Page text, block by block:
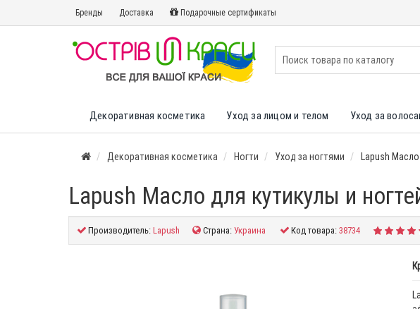
Бренды Доставка Подарочные сертификаты
Декоративная косметика Уход за лицом и телом Уход за
Декоративная косметика Ногти Уход за ногтями Lapush
Lapush Масло для кутикулы и
Производитель:Lapush Страна:Украина Код товара:38734